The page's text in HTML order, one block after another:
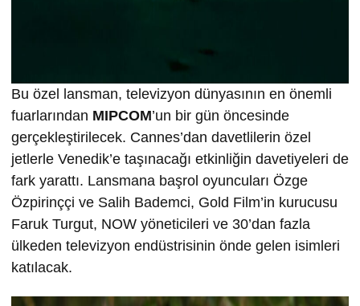
Bu özel lansman, televizyon dünyasının en önemli
fuarlarından MIPCOM’un bir gün öncesinde
gerçekleştirilecek. Cannes’dan davetlilerin özel
jetlerle Venedik’e taşınacağı etkinliğin davetiyeleri de
fark yarattı. Lansmana başrol oyuncuları Özge
Özpirinççi ve Salih Bademci, Gold Film’in kurucusu
Faruk Turgut, NOW yöneticileri ve 30’dan fazla
ülkeden televizyon endüstrisinin önde gelen isimleri
katılacak.